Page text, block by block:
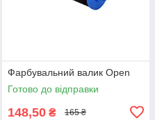
Фарбувальний валик Open
Готово до відправки
148,50 ₴ 165 ₴